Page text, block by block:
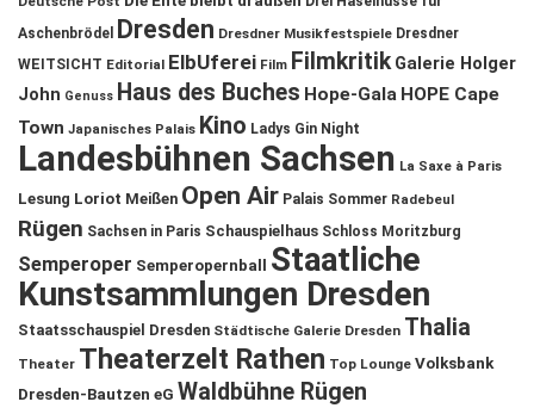
Aschenbrödel
Dresden Dresdner Musikfestspiele Dresdner
WEITSICHT Editorial ElbUferei Film Filmkritik Galerie Holger
John Genuss Haus des Buches Hope-Gala HOPE Cape
Town Japanisches Palais Kino Ladys Gin Night
Landesbühnen Sachsen La Saxe à Paris
Lesung Loriot Meißen Open Air Palais Sommer Radebeul
Rügen Sachsen in Paris Schauspielhaus Schloss Moritzburg
Semperoper Semperopernball
Staatliche
Kunstsammlungen Dresden
Staatsschauspiel Dresden Städtische Galerie Dresden Thalia
Theater Theaterzelt Rathen Top Lounge Volksbank
Dresden-Bautzen eG Waldbühne Rügen